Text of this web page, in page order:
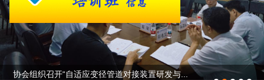
协会组织召开“自适应变径管道对接装置研发与...